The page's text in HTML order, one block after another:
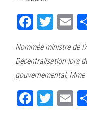
Fa
bo
ok
T
tt
er
E
Nommée ministre de
Décentralisation lors
gouvernemental,
Fa T
E